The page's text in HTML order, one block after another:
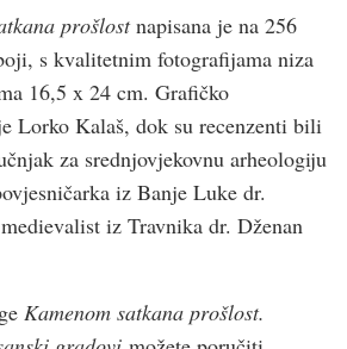
prošlostnapisana je na 256
s kvalitetnim fotografijama niza
16,5 x 24 cm. Grafičko
Lorko Kalaš, dok su recenzenti bili
za srednjovjekovnu arheologiju
iz Banje Luke dr.
iz Travnika dr. Dženan
Kamenom satkana prošlost.